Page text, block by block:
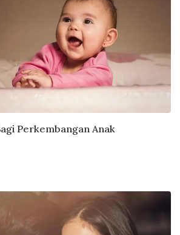
Perkembangan Anak